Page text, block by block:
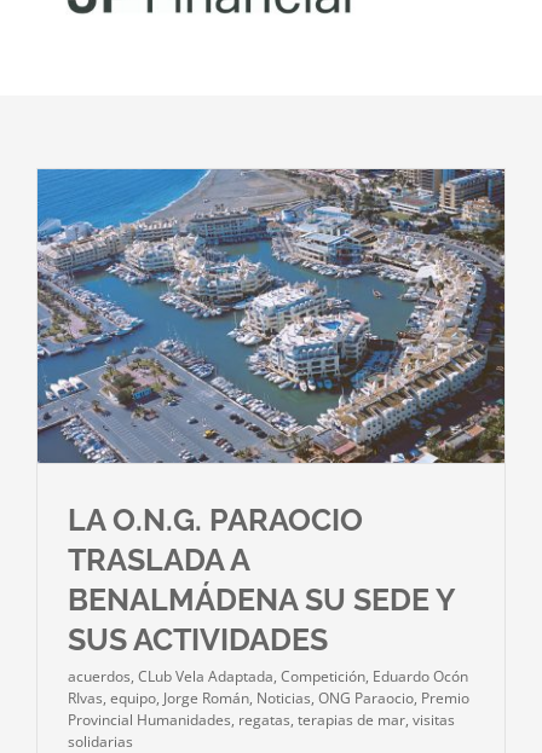
Noticias
CIBA
Contactar
LA O.N.G. PARAOCIO
TRASLADA A
BENALMÁDENA SU SEDE Y
SUS ACTIVIDADES
acuerdos, CLub Vela Adaptada, Competición, Eduardo Ocón
RIvas, equipo, Jorge Román, Noticias, ONG Paraocio, Premio
Provincial Humanidades, regatas, terapias de mar, visitas
solidarias